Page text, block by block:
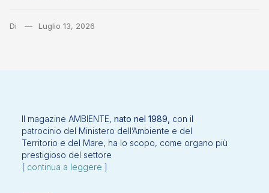
Di Luglio 13, 2026
Il magazine AMBIENTE, nato nel 1989, con il
patrocinio del Ministero dell’Ambiente e del
Territorio e del Mare, ha lo scopo, come organo più
prestigioso del settore
[ continua a leggere ]